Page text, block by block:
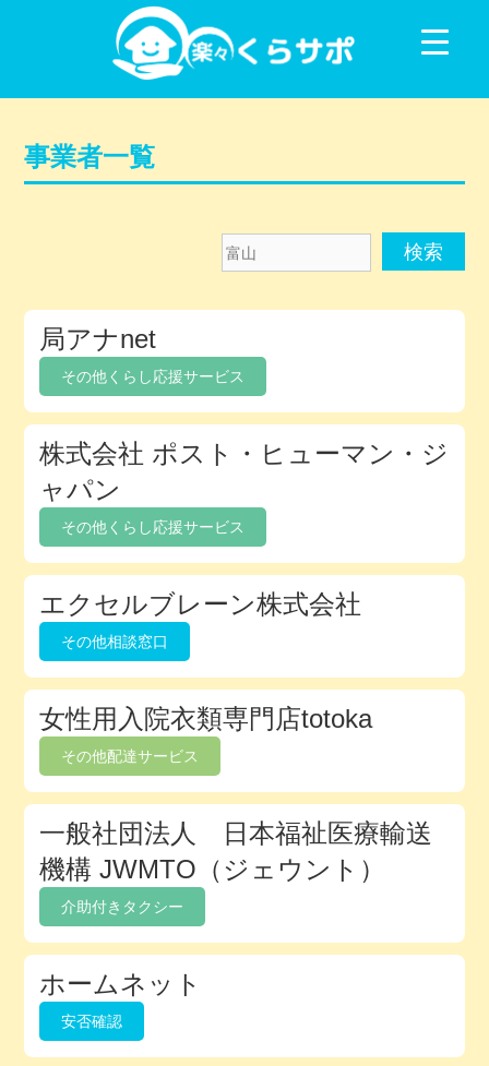
コンテンツに移動
事業者一覧
富
山
メ
バ
ー
デ
ィ
レ
ク
ト
リ
局アナnet
その他くらし応援サービス
株式会社 ポスト・ヒューマン・ジ
ャパン
その他くらし応援サービス
エクセルブレーン株式会社
その他相談窓口
女性用入院衣類専門店totoka
その他配達サービス
一般社団法人 日本福祉医療輸送
機構 JWMTO（ジェウント）
介助付きタクシー
ホームネット
安否確認